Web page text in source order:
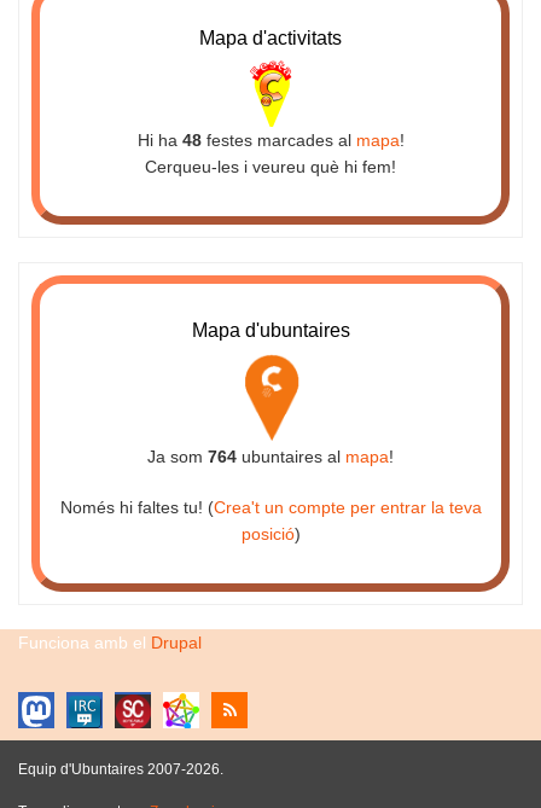
Mapa d'activitats
Hi ha 48festes marcades al mapa!
Cerqueu-les i veureu què hi fem!
Mapa d'ubuntaires
Ja som 764 ubuntaires al mapa!
Només hi faltes tu! (Crea't un compte per entrar la teva
posició)
Funciona amb el Drupal
Equip d'Ubuntaires 2007-2026.